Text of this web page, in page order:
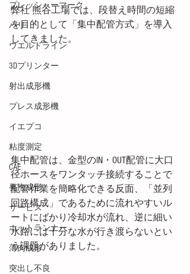
プレッシャーマーク
バリ
ウエルドライン
3Dプリンター
射出成形機
プレス成形機
イエプコ
粘度測定
CAE
発泡成形
サービス
ホットランナー
薄肉成形
突出し不良
弊社 熊谷工場では、段替え時間の短縮
を目的として「集中配管方式」を導入
してきました。
集中配管は、金型のIN・OUT配管に大口
径ホースをワンタッチ接続することで
配管作業を簡略化できる反面、「並列
回路構成」であるために流れやすいル
ートにばかり冷却水が流れ、逆に細い
水路には十分な水が行き渡らないとい
う課題がありました。